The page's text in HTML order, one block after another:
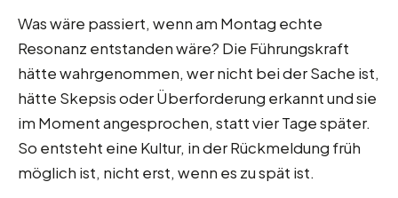
Was wäre passiert, wenn am Montag echte
Resonanz entstanden wäre? Die Führungskraft
hätte wahrgenommen, wer nicht bei der Sache ist,
hätte Skepsis oder Überforderung erkannt und sie
im Moment angesprochen, statt vier Tage später.
So entsteht eine Kultur, in der Rückmeldung früh
möglich ist, nicht erst, wenn es zu spät ist.